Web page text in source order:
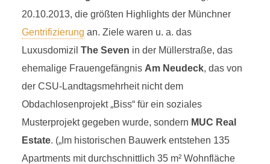
20.10.2013, die größten Highlights der Münchner
Gentrifizierung an. Ziele waren u. a. das
Luxusdomizil The Seven in der Müllerstraße, das
ehemalige Frauengefängnis Am Neudeck, das von
der CSU-Landtagsmehrheit nicht dem
Obdachlosenprojekt „Biss“ für ein soziales
Musterprojekt gegeben wurde, sondern MUC Real
Estate. („Im historischen Bauwerk entstehen 135
Apartments mit durchschnittlich 35 m² Wohnfläche